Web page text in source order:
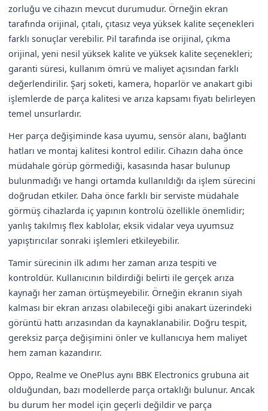
zorluğu ve cihazın mevcut durumudur. Örneğin ekran
tarafında orijinal, çıtalı, çıtasız veya yüksek kalite seçenekleri
farklı sonuçlar verebilir. Pil tarafında ise orijinal, çıkma
orijinal, yeni nesil yüksek kalite ve yüksek kalite seçenekleri;
garanti süresi, kullanım ömrü ve maliyet açısından farklı
değerlendirilir. Şarj soketi, kamera, hoparlör ve anakart gibi
işlemlerde de parça kalitesi ve arıza kapsamı fiyatı belirleyen
temel unsurlardır.
Her parça değişiminde kasa uyumu, sensör alanı, bağlantı
hatları ve montaj kalitesi kontrol edilir. Cihazın daha önce
müdahale görüp görmediği, kasasında hasar bulunup
bulunmadığı ve hangi ortamda kullanıldığı da işlem sürecini
doğrudan etkiler. Daha önce farklı bir serviste müdahale
görmüş cihazlarda iç yapının kontrolü özellikle önemlidir;
yanlış takılmış flex kablolar, eksik vidalar veya uyumsuz
yapıştırıcılar sonraki işlemleri etkileyebilir.
Tamir sürecinin ilk adımı her zaman arıza tespiti ve
kontroldür. Kullanıcının bildirdiği belirti ile gerçek arıza
kaynağı her zaman örtüşmeyebilir. Örneğin ekranın siyah
kalması bir ekran arızası olabileceği gibi anakart üzerindeki
görüntü hattı arızasından da kaynaklanabilir. Doğru tespit,
gereksiz parça değişimini önler ve kullanıcıya hem maliyet
hem zaman kazandırır.
Oppo, Realme ve OnePlus aynı BBK Electronics grubuna ait
olduğundan, bazı modellerde parça ortaklığı bulunur. Ancak
bu durum her model için geçerli değildir ve parça